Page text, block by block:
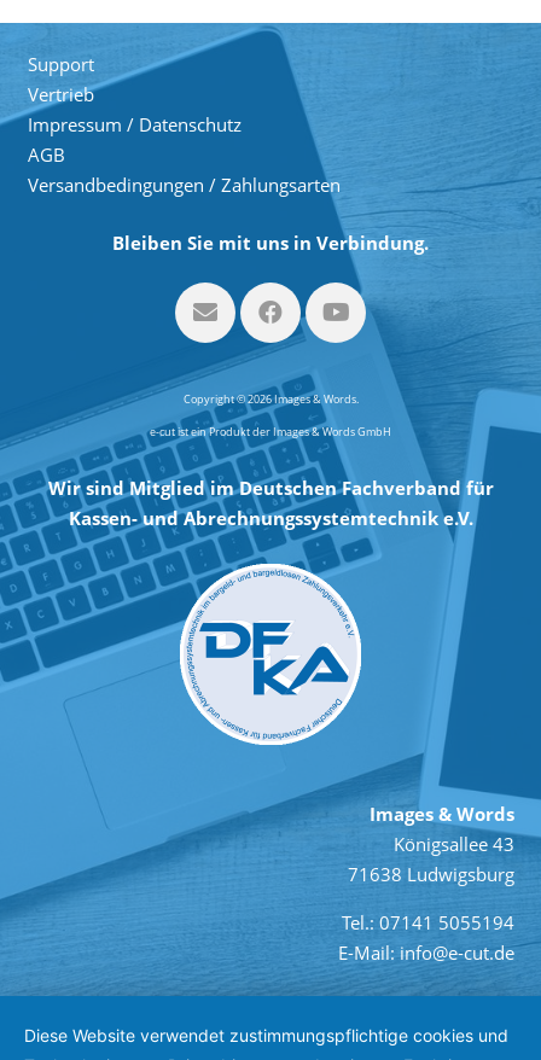
Support
Vertrieb
Impressum / Datenschutz
AGB
Versandbedingungen / Zahlungsarten
Bleiben Sie mit uns in Verbindung.
Copyright © 2026 Images & Words.
e-cut ist ein Produkt der Images & Words GmbH
Wir sind Mitglied im Deutschen Fachverband für
Kassen- und Abrechnungssystemtechnik e.V.
Images & Words
Königsallee 43
71638 Ludwigsburg
Tel.: 07141 5055194
E-Mail: info@e-cut.de
Diese Website verwendet zustimmungspflichtige cookies und